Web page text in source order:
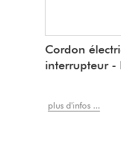
Cordon
interrupteur -
plus d'infos ...